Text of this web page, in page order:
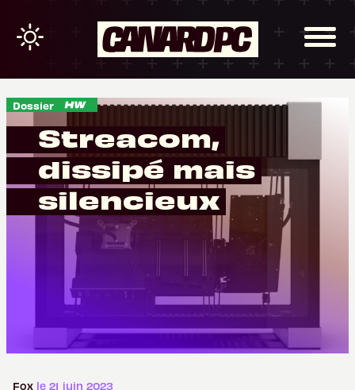
Dossier
Streacom,
dissipé mais
silencieux
Fox le 21 juin 2023